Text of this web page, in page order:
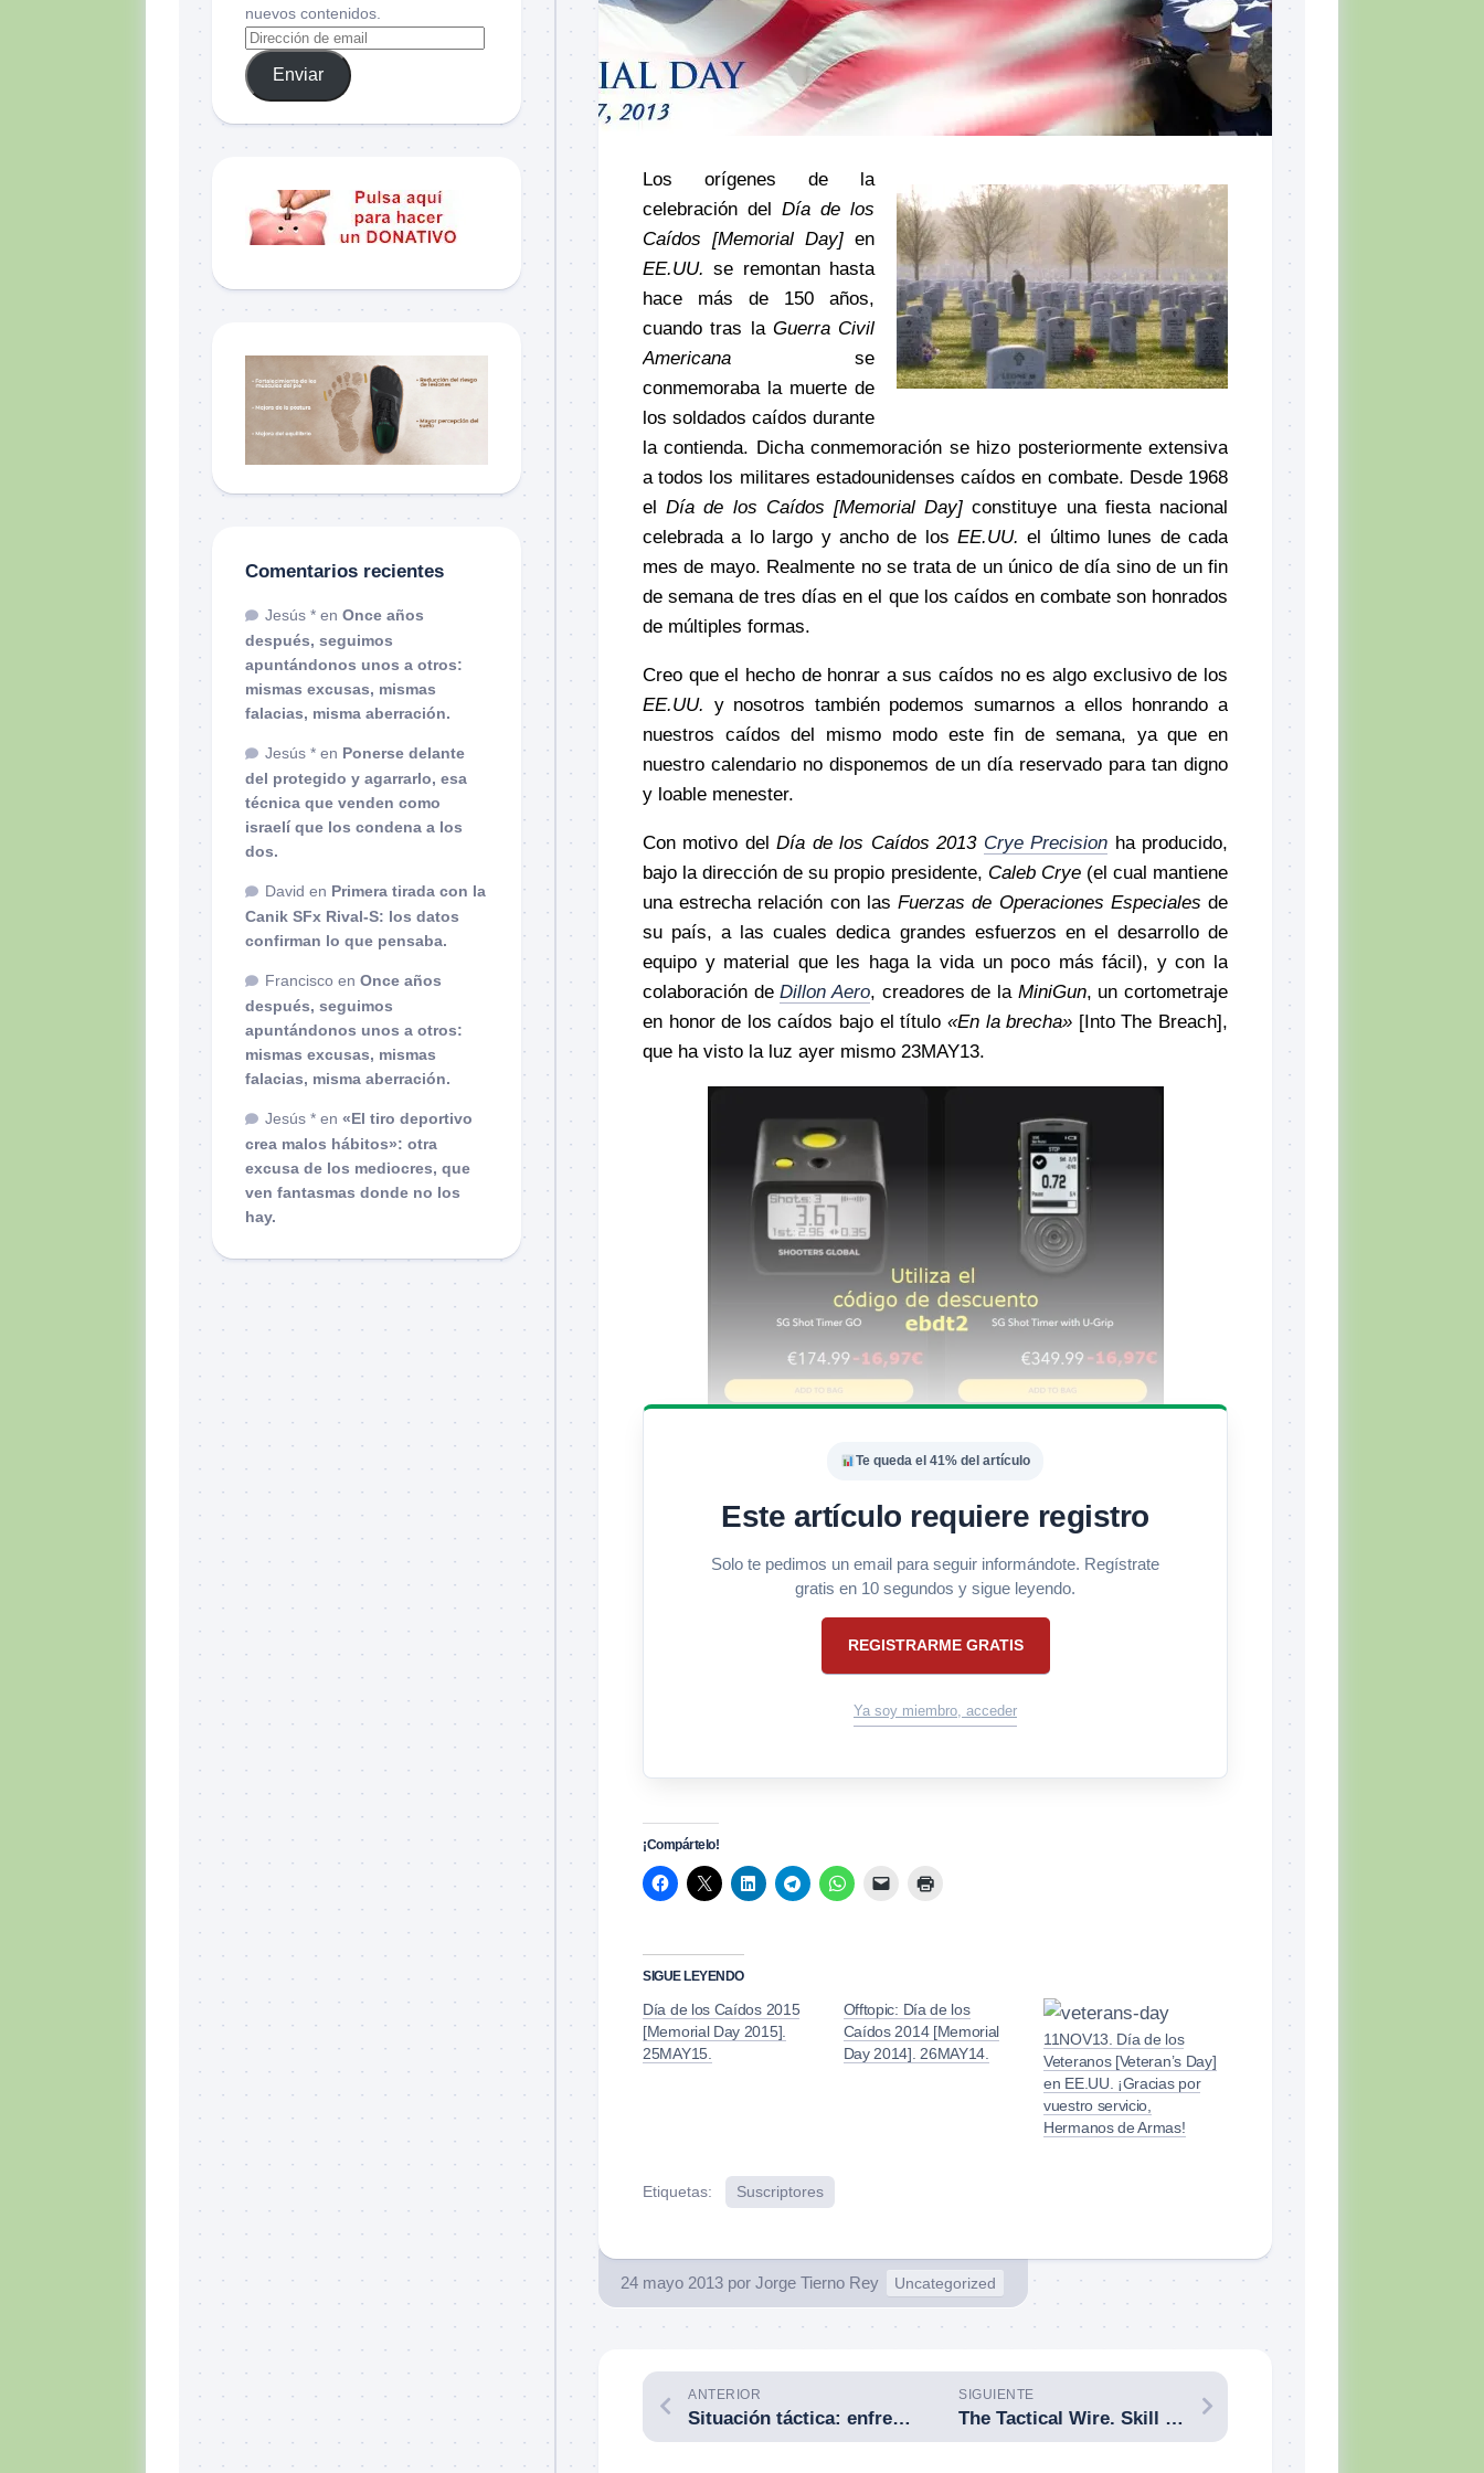
didáctico
Skill
Set,
Tiger
McKee
El
Combatiente
Lectura
recomendada
Defensa
Personal
Ejercicios
Los orígenes de la
celebración del Día de los
Caídos [Memorial Day] en
EE.UU. se remontan hasta
hace más de 150 años,
cuando tras la Guerra Civil
Americana se
conmemoraba la muerte de
los soldados caídos durante
la contienda. Dicha conmemoración se hizo posteriormente extensiva
a todos los militares estadounidenses caídos en combate. Desde 1968
elDía de los Caídos [Memorial Day] constituye una fiesta nacional
celebrada a lo largo y ancho de losEE.UU. el último lunes de cada
mes de mayo. Realmente no se trata de un único de día sino de un fin
de semana de tres días en el que los caídos en combate son honrados
de múltiples formas.
Creo que el hecho de honrar a sus caídos no es algo exclusivo de los
EE.UU. y nosotros también podemos sumarnos a ellos honrando a
nuestros caídos del mismo modo este fin de semana, ya que en
nuestro calendario no disponemos de un día reservado para tan digno
y loable menester.
Con motivo delDía de los Caídos 2013 Crye Precision ha producido,
bajo la dirección de su propio presidente, Caleb Crye(el cual mantiene
una estrecha relación con lasFuerzas de Operaciones Especiales de
su país, a las cuales dedica grandes esfuerzos en el desarrollo de
equipo y material que les haga la vida un poco más fácil), y con la
colaboración deDillon Aero, creadores de la MiniGun, un cortometraje
en honor de los caídos bajo el título «En la brecha» [Into The Breach],
que ha visto la luz ayer mismo 23MAY13.
Te queda el 41% del artículo
Este artículo requiere registro
Solo te pedimos un email para seguir informándote. Regístrate
gratis en 10 segundos y sigue leyendo.
REGISTRARME GRATIS
Ya soy miembro, acceder
¡Compártelo!
SIGUE LEYENDO
Día de los Caídos 2015
[Memorial Day 2015].
25MAY15.
Offtopic: Día de los
Caídos 2014 [Memorial
Day 2014]. 26MAY14.
11NOV13. Día de los
Veteranos [Veteran’s Day]
en EE.UU. ¡Gracias por
vuestro servicio,
Hermanos de Armas!
Etiquetas: Suscriptores
24 mayo 2013 por Jorge Tierno Rey Uncategorized
SIGUIENTE
The Tactical Wire. Skill Set: Adiestramiento con el .22. Tiger McKee. 11 de abril de 2013.
ANTERIOR
Situación táctica: enfrentamiento a la puerta de casa entre policías y delincuentes. Miami-Dade (EE.UU.). 31 de julio de 2012.
nuevos contenidos.
Enviar
Comentarios recientes
Jesús * en Once años
después, seguimos
apuntándonos unos a otros:
mismas excusas, mismas
falacias, misma aberración.
Jesús * en Ponerse delante
del protegido y agarrarlo, esa
técnica que venden como
israelí que los condena a los
dos.
David en Primera tirada con la
Canik SFx Rival-S: los datos
confirman lo que pensaba.
Francisco en Once años
después, seguimos
apuntándonos unos a otros:
mismas excusas, mismas
falacias, misma aberración.
Jesús * en «El tiro deportivo
crea malos hábitos»: otra
excusa de los mediocres, que
ven fantasmas donde no los
hay.